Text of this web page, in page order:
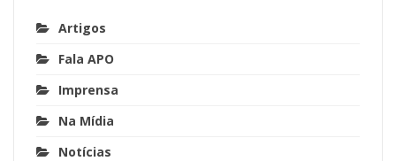
Artigos
Fala APO
Imprensa
Na Mídia
Notícias